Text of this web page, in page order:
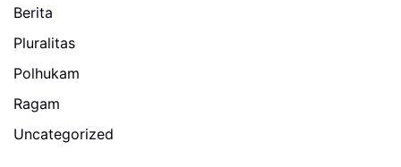
Berita
Pluralitas
Polhukam
Ragam
Uncategorized